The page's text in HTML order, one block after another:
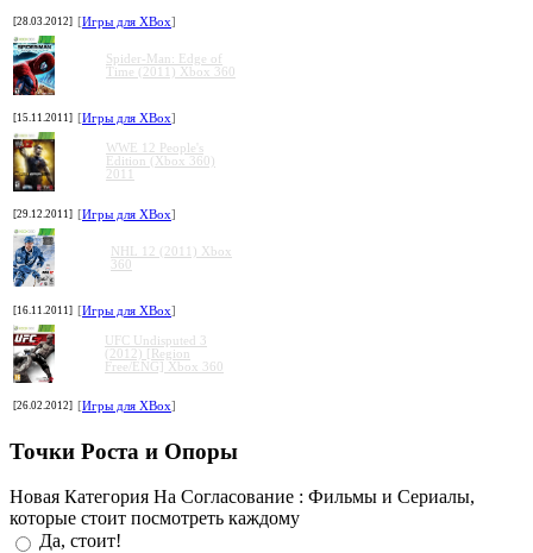
[28.03.2012] [Игры для XBox]
Spider-Man: Edge of
Time (2011) Xbox 360
[15.11.2011] [Игры для XBox]
WWE 12 People's
Edition (Xbox 360)
2011
[29.12.2011] [Игры для XBox]
NHL 12 (2011) Xbox
360
[16.11.2011] [Игры для XBox]
UFC Undisputed 3
(2012) [Region
Free/ENG] Xbox 360
[26.02.2012] [Игры для XBox]
Точки Роста и Опоры
Новая Категория На Согласование : Фильмы и Сериалы,
которые стоит посмотреть каждому
Да, стоит!